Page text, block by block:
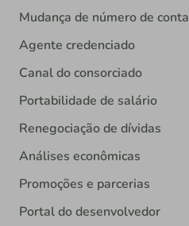
Mudança de número de conta
Agente credenciado
Canal do consorciado
Portabilidade de salário
Renegociação de dívidas
Análises econômicas
Promoções e parcerias
Portal do desenvolvedor